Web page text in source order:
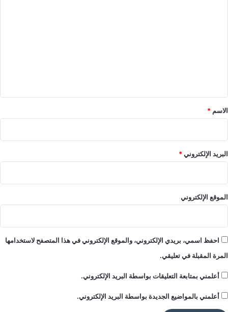
*
الاسم *
البريد الإلكتروني*
الموقع الإلكتروني
احفظ اسمي، بريدي الإلكتروني، والموقع الإلكتروني في هذا المتصفح لاستخدامها
المرة المقبلة في تعليقي.
أعلمني بمتابعة التعليقات بواسطة البريد الإلكتروني.
أعلمني بالمواضيع الجديدة بواسطة البريد الإلكتروني.